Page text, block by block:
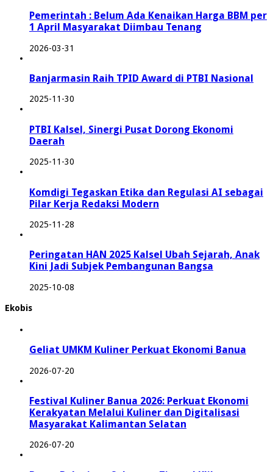
Pemerintah : Belum Ada Kenaikan Harga BBM per
1 April Masyarakat Diimbau Tenang
2026-03-31
Banjarmasin Raih TPID Award di PTBI Nasional
2025-11-30
PTBI Kalsel, Sinergi Pusat Dorong Ekonomi
Daerah
2025-11-30
Komdigi Tegaskan Etika dan Regulasi AI sebagai
Pilar Kerja Redaksi Modern
2025-11-28
Peringatan HAN 2025 Kalsel Ubah Sejarah, Anak
Kini Jadi Subjek Pembangunan Bangsa
2025-10-08
Ekobis
Geliat UMKM Kuliner Perkuat Ekonomi Banua
2026-07-20
Festival Kuliner Banua 2026: Perkuat Ekonomi
Kerakyatan Melalui Kuliner dan Digitalisasi
Masyarakat Kalimantan Selatan
2026-07-20